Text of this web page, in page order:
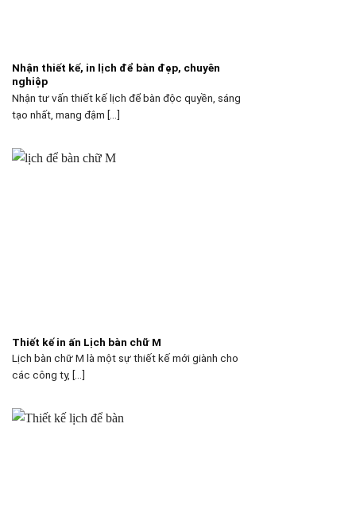
Nhận thiết kế, in lịch để bàn đẹp, chuyên
nghiệp
Nhận tư vấn thiết kế lịch để bàn độc quyền, sáng
tạo nhất, mang đậm [...]
Thiết kế in ấn Lịch bàn chữ M
Lịch bàn chữ M là một sự thiết kế mới giành cho
các công ty, [...]